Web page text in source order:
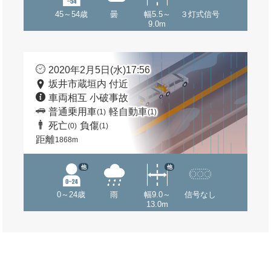
45～54歳 曇
幅5.5～
9.0m
３灯式信号
2020年2月5日(水)17:56
坂井市蔵垣内 付近
車両相互 小破事故
普通乗用車(1) 軽自動車(1)
死亡(0) 負傷(1)
距離1868m
0～24歳
他
雨
幅9.0～
13.0m
他
信号なし